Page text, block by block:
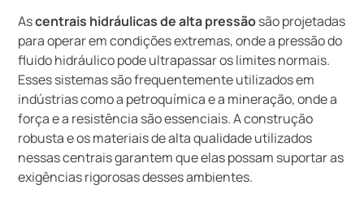
Ascentrais hidráulicas de alta pressãosão projetadas
para operar em condições extremas, onde a pressão do
fluido hidráulico pode ultrapassar os limites normais.
Esses sistemas são frequentemente utilizados em
indústrias como a petroquímica e a mineração, onde a
força e a resistência são essenciais. A construção
robusta e os materiais de alta qualidade utilizados
nessas centrais garantem que elas possam suportar as
exigências rigorosas desses ambientes.